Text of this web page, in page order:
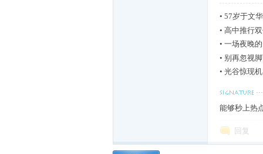
• 57岁于文
• 高中推行
• 一场夜晚
• 别再忽视
• 光谷惊现
能够秒上热
回复